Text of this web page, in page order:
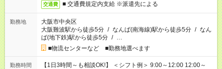
交通費 ■ 交通費規定内支給 ※派遣先による
勤務地
大阪市中央区
大阪難波駅から徒歩5分 / なんば(南海線)駅から徒歩5分 / なん
ば(地下鉄)駅から徒歩5分 / …
■物流センターなど ■勤務地選べます
勤務時間
【1日3時間～も相談OK!】 ＜シフト例＞ 9:00～12:00 12:00～